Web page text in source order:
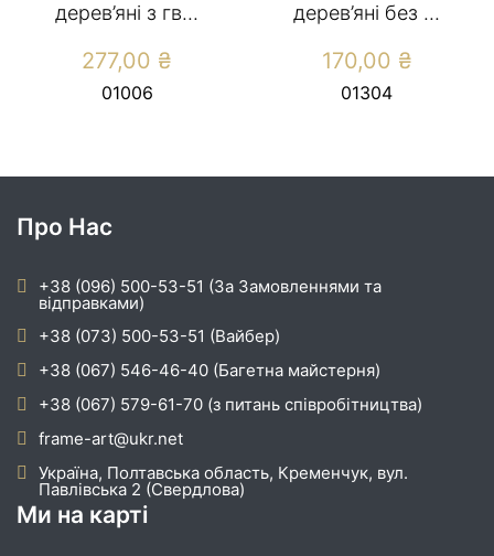
дерев’яні з гв...
277,00 ₴
01006
дерев’яні без ...
170,00 ₴
01304
Про Нас
+38 (096) 500-53-51 (За Замовленнями та
відправками)
+38 (073) 500-53-51 (Вайбер)
+38 (067) 546-46-40 (Багетна майстерня)
+38 (067) 579-61-70 (з питань співробітництва)
frame-art@ukr.net
Україна, Полтавська область, Кременчук, вул.
Павлівська 2 (Свердлова)
Ми на карті